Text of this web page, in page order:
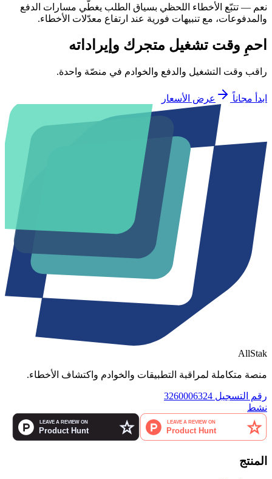
نعم — تتبّع الأخطاء اللحظي بسياق الطلب يغطّي مسارات الدفع
والمدفوعات، مع تنبيهات فورية عند ارتفاع معدّلات الأخطاء.
احمِ وقت تشغيل متجرك وإيراداته
راقب وقت التشغيل والدفع والخوادم في منصّة واحدة.
ابدأ مجاناً عرض الأسعار
AllStak
منصة متكاملة لمراقبة التطبيقات والخوادم واكتشاف الأخطاء.
رقم التسجيل 3260006324
نشط
المنتج